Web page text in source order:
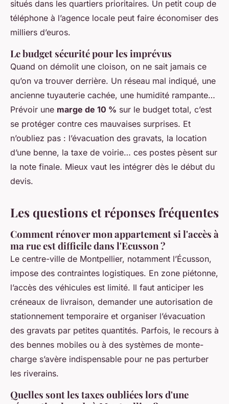
situés dans les quartiers prioritaires. Un petit coup de
téléphone à l’agence locale peut faire économiser des
milliers d’euros.
Le budget sécurité pour les imprévus
Quand on démolit une cloison, on ne sait jamais ce
qu’on va trouver derrière. Un réseau mal indiqué, une
ancienne tuyauterie cachée, une humidité rampante…
Prévoir une marge de 10 % sur le budget total, c’est
se protéger contre ces mauvaises surprises. Et
n’oubliez pas : l’évacuation des gravats, la location
d’une benne, la taxe de voirie… ces postes pèsent sur
la note finale. Mieux vaut les intégrer dès le début du
devis.
Les questions et réponses fréquentes
Comment rénover mon appartement si l'accès à
ma rue est difficile dans l'Ecusson ?
Le centre-ville de Montpellier, notamment l’Écusson,
impose des contraintes logistiques. En zone piétonne,
l’accès des véhicules est limité. Il faut anticiper les
créneaux de livraison, demander une autorisation de
stationnement temporaire et organiser l’évacuation
des gravats par petites quantités. Parfois, le recours à
des bennes mobiles ou à des systèmes de monte-
charge s’avère indispensable pour ne pas perturber
les riverains.
Quelles sont les taxes oubliées lors d'une